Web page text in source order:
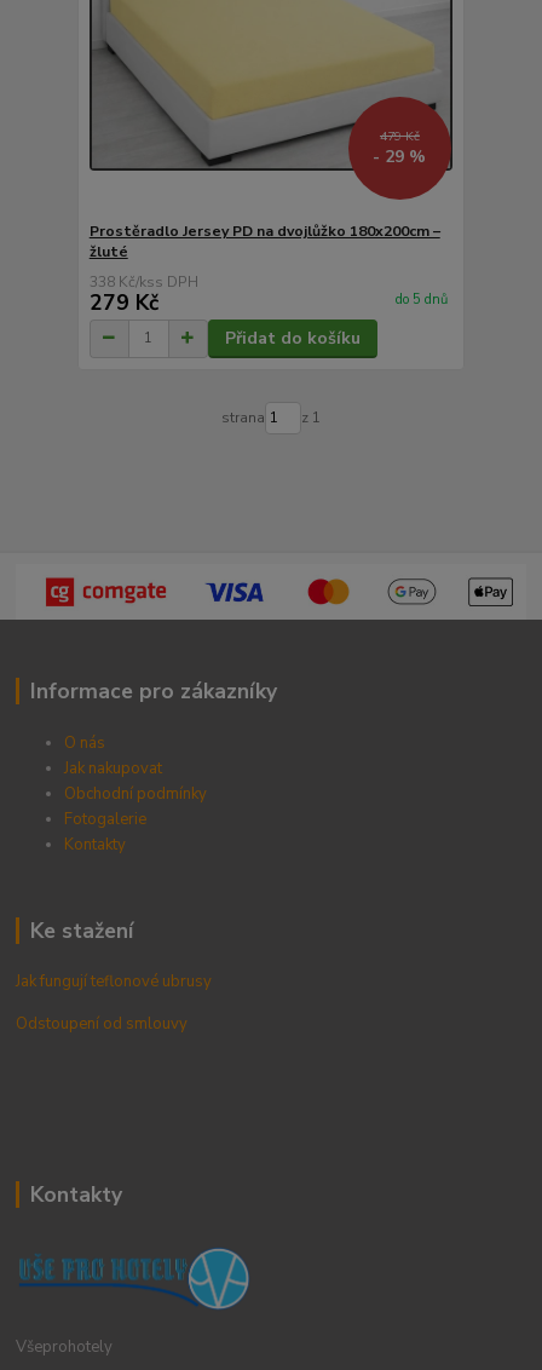
479 Kč
- 29 %
Prostěradlo Jersey PD na dvojlůžko 180x200cm –
žluté
338 Kč/ks
279 Kč do 5 dnů
Přidat do košíku
strana z 1
Informace pro zákazníky
O nás
Jak nakupovat
Obchodní podmínky
Fotogalerie
Kontakty
Ke stažení
Jak fungují teflonové ubrusy
Odstoupení od smlouvy
Kontakty
Všeprohotely